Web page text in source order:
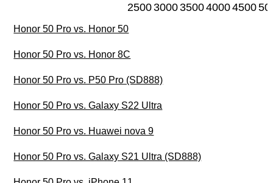
25003000350040004500
Honor 50 Pro vs. Honor 50
Honor 50 Pro vs. Honor 8C
Honor 50 Pro vs. P50 Pro (SD888)
Honor 50 Pro vs. Galaxy S22 Ultra
Honor 50 Pro vs. Huawei nova 9
Honor 50 Pro vs. Galaxy S21 Ultra (SD888)